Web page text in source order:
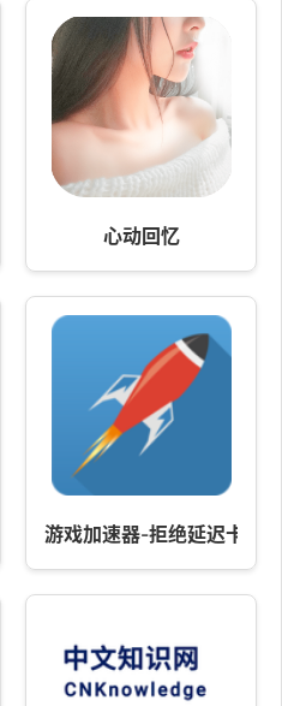
心动回忆
游戏加速器-拒绝延迟卡顿